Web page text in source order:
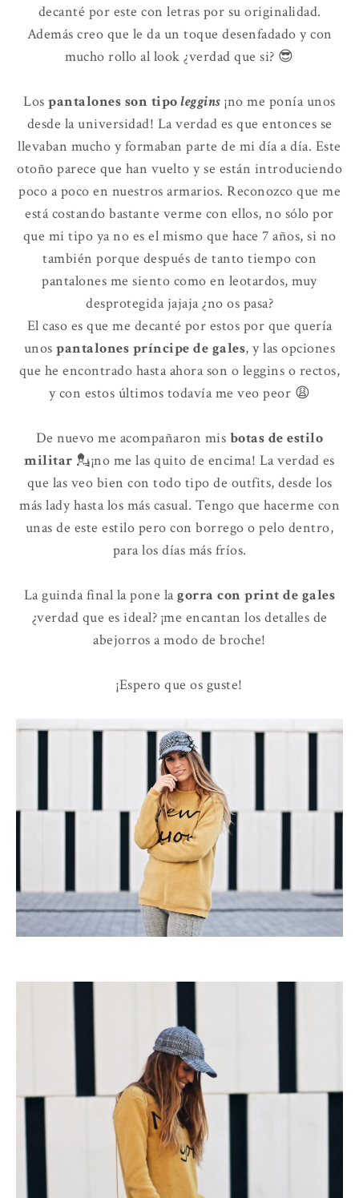
decanté por este con letras por su originalidad.
Además creo que le da un toque desenfadado y con
mucho rollo al look ¿verdad que si? 😎
Lospantalones son tipoleggins ¡no me ponía unos
desde la universidad! La verdad es que entonces se
llevaban mucho y formaban parte de mi día a día. Este
otoño parece que han vuelto y se están introduciendo
poco a poco en nuestros armarios. Reconozco que me
está costando bastante verme con ellos, no sólo por
que mi tipo ya no es el mismo que hace 7 años, si no
también porque después de tanto tiempo con
pantalones me siento como en leotardos, muy
desprotegida jajaja ¿no os pasa?
El caso es que me decanté por estos por que quería
unospantalones príncipe de gales, y las opciones
que he encontrado hasta ahora son o leggins o rectos,
y con estos últimos todavía me veo peor 😩
De nuevo me acompañaron mis botas de estilo
militar 💂¡no me las quito de encima! La verdad es
que las veo bien con todo tipo de outfits, desde los
más lady hasta los más casual. Tengo que hacerme con
unas de este estilo pero con borrego o pelo dentro,
para los días más fríos.
La guinda final la pone lagorra con print de gales
¿verdad que es ideal? ¡me encantan los detalles de
abejorros a modo de broche!
¡Espero que os guste!